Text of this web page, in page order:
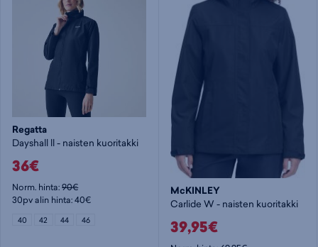
Regatta
Dayshall ll - naisten kuoritakki
36€
Norm. hinta:90€
30pv alin hinta: 40€
40 42 44 46
McKINLEY
Carlide W - naisten kuoritakki
39,95€